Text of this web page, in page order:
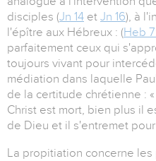
disciples (Jn 14 et Jn 16), à
l'épître aux Hébreux : (Heb
parfaitement ceux qui
toujours vivant pour
médiation dans laquelle
de la certitude chrétienne :
Christ est mort, bien plus il
de Dieu et il s'entremet pour
La propitiation concerne